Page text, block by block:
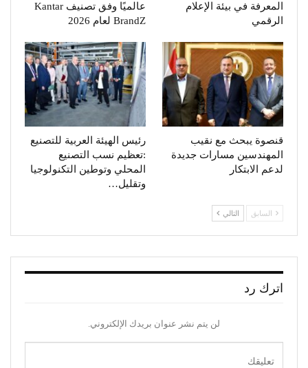
المعرفة في بيئة الإعلام
الرقمي
عالميًا وفق تصنيف Kantar
BrandZ لعام 2026
قنصوة يبحث مع نقيب
المهندسين مسارات جديدة
لدعم الابتكار
رئيس الهيئة العربية للتصنيع
:تعظيم نسب التصنيع
المحلي وتوطين التكنولوجيا
وتقليل…
السابق التالي
اترك رد
لن يتم نشر عنوان بريدك الإلكتروني.